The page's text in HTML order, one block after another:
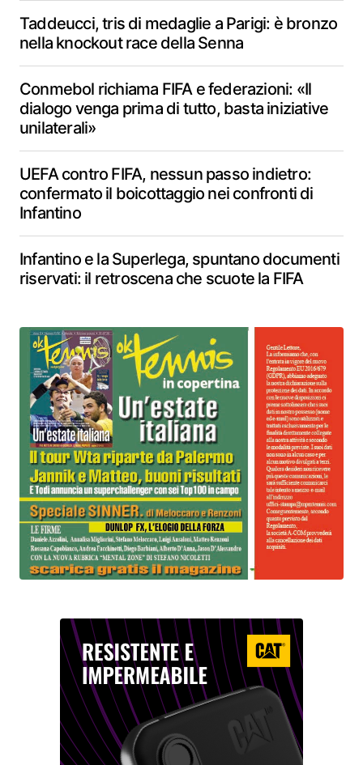
Taddeucci, tris di medaglie a Parigi: è bronzo
nella knockout race della Senna
Conmebol richiama FIFA e federazioni: «Il
dialogo venga prima di tutto, basta iniziative
unilaterali»
UEFA contro FIFA, nessun passo indietro:
confermato il boicottaggio nei confronti di
Infantino
Infantino e la Superlega, spuntano documenti
riservati: il retroscena che scuote la FIFA